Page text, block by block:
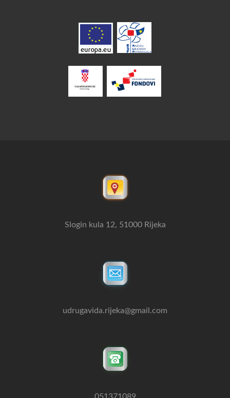
Slogin kula 12, 51000 Rijeka
udrugavida.rijeka@gmail.com